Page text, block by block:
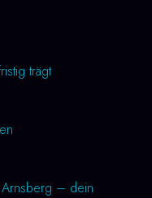
trägt
Arnsberg – dein